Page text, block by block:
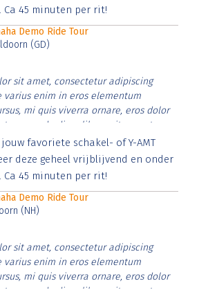
Ca 45 minuten per rit!
Demo Ride Tour
(GD)
sit amet, consectetur adipiscing
varius enim in eros elementum
mi quis viverra ornare, eros dolor
commodo diam libero vitae erat.
nibh et justo cursus id rutrum lorem
sem vitae risus tristique posuere.
favoriete schakel- of Y-AMT
deze geheel vrijblijvend en onder
Ca 45 minuten per rit!
Demo Ride Tour
(NH)
sit amet, consectetur adipiscing
varius enim in eros elementum
mi quis viverra ornare, eros dolor
commodo diam libero vitae erat.